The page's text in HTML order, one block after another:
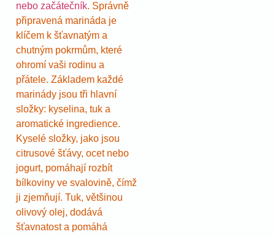
nebo začátečník. Správně
připravená marináda je
klíčem k šťavnatým a
chutným pokrmům, které
ohromí vaši rodinu a
přátele. Základem každé
marinády jsou tři hlavní
složky: kyselina, tuk a
aromatické ingredience.
Kyselé složky, jako jsou
citrusové šťávy, ocet nebo
jogurt, pomáhají rozbít
bílkoviny ve svalovině, čímž
ji zjemňují. Tuk, většinou
olivový olej, dodává
šťavnatost a pomáhá